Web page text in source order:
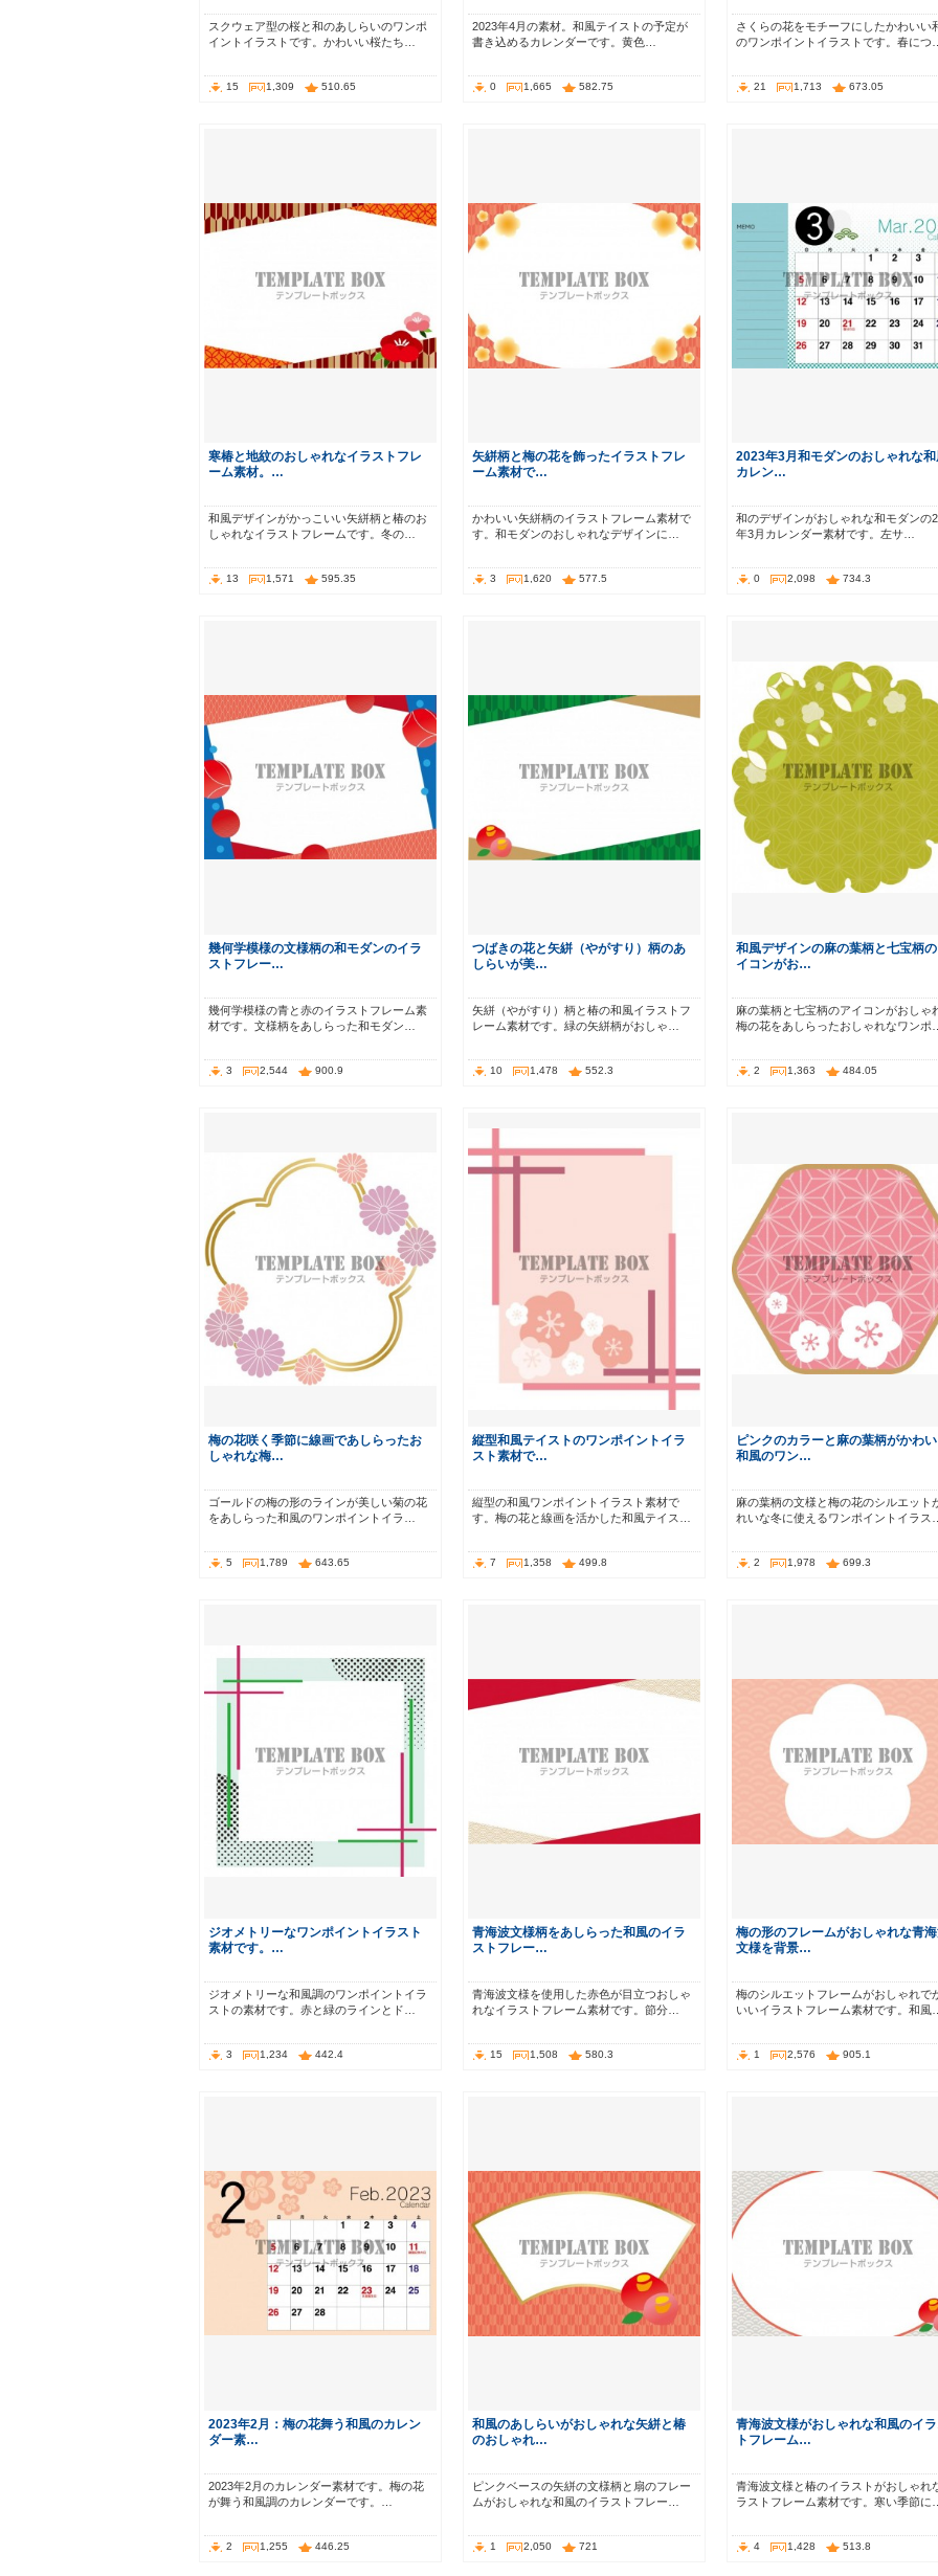
スクウェア型の桜と和のあしらいのワンポ
イントイラストです。かわいい桜たち…
15 1,309 510.65
2023年4月の素材。和風テイストの予定が
書き込めるカレンダーです。黄色…
0 1,665 582.75
さくらの花をモチーフにしたかわいい
のワンポイントイラストです。春に
21 1,713 673.05
寒椿と地紋のおしゃれなイラストフレ
ーム素材。…
和風デザインがかっこいい矢絣柄と椿のお
しゃれなイラストフレームです。冬の…
13 1,571 595.35
矢絣柄と梅の花を飾ったイラストフレ
ーム素材で…
かわいい矢絣柄のイラストフレーム素材で
す。和モダンのおしゃれなデザインに…
3 1,620 577.5
2023年3月和モダンのおしゃれな和
カレン…
和のデザインがおしゃれな和モダンの
年3月カレンダー素材です。左サ…
0 2,098 734.3
幾何学模様の文様柄の和モダンのイラ
ストフレー…
幾何学模様の青と赤のイラストフレーム素
材です。文様柄をあしらった和モダン…
3 2,544 900.9
つばきの花と矢絣（やがすり）柄のあ
しらいが美…
矢絣（やがすり）柄と椿の和風イラストフ
レーム素材です。緑の矢絣柄がおしゃ…
10 1,478 552.3
和風デザインの麻の葉柄と七宝柄
イコンがお…
麻の葉柄と七宝柄のアイコンがおしゃ
梅の花をあしらったおしゃれなワン
2 1,363 484.05
梅の花咲く季節に線画であしらったお
しゃれな梅…
ゴールドの梅の形のラインが美しい菊の花
をあしらった和風のワンポイントイラ…
5 1,789 643.65
縦型和風テイストのワンポイントイラ
スト素材で…
縦型の和風ワンポイントイラスト素材で
す。梅の花と線画を活かした和風テイス…
7 1,358 499.8
ピンクのカラーと麻の葉柄がかわ
和風のワン…
麻の葉柄の文様と梅の花のシルエット
れいな冬に使えるワンポイントイラ
2 1,978 699.3
ジオメトリーなワンポイントイラスト
素材です。…
ジオメトリーな和風調のワンポイントイラ
ストの素材です。赤と緑のラインとド…
3 1,234 442.4
青海波文様柄をあしらった和風のイラ
ストフレー…
青海波文様を使用した赤色が目立つおしゃ
れなイラストフレーム素材です。節分…
15 1,508 580.3
梅の形のフレームがおしゃれな青
文様を背景…
梅のシルエットフレームがおしゃれで
いいイラストフレーム素材です。和
1 2,576 905.1
2023年2月：梅の花舞う和風のカレン
ダー素…
2023年2月のカレンダー素材です。梅の花
が舞う和風調のカレンダーです。…
2 1,255 446.25
和風のあしらいがおしゃれな矢絣と椿
のおしゃれ…
ピンクベースの矢絣の文様柄と扇のフレー
ムがおしゃれな和風のイラストフレー…
1 2,050 721
青海波文様がおしゃれな和風のイ
トフレーム…
青海波文様と椿のイラストがおしゃれ
ラストフレーム素材です。寒い季節
4 1,428 513.8